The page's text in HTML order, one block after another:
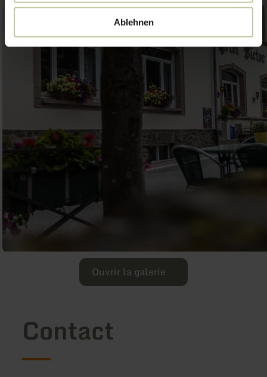
Ablehnen
Ouvrir la galerie
Contact